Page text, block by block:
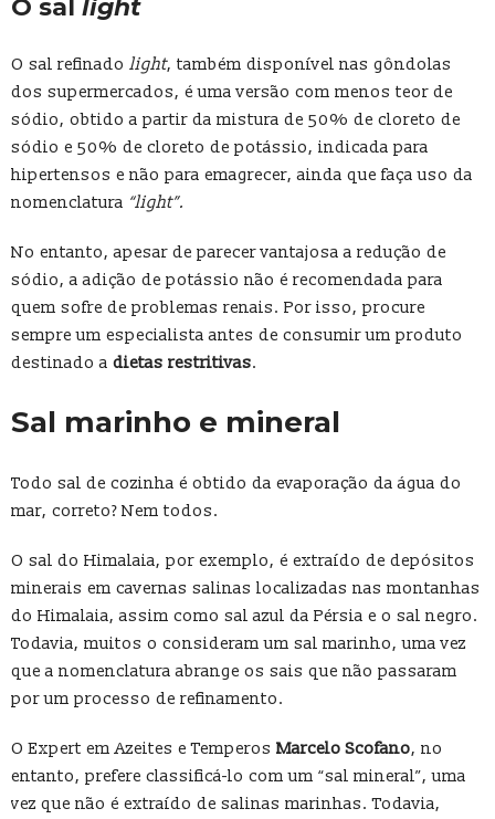
O sal light
O sal refinado light, também disponível nas gôndolas
dos supermercados, é uma versão com menos teor de
sódio, obtido a partir da mistura de 50% de cloreto de
sódio e 50% de cloreto de potássio, indicada para
hipertensos e não para emagrecer, ainda que faça uso da
nomenclatura “light”.
No entanto, apesar de parecer vantajosa a redução de
sódio, a adição de potássio não é recomendada para
quem sofre de problemas renais. Por isso, procure
sempre um especialista antes de consumir um produto
destinado a dietas restritivas.
Sal marinho e mineral
Todo sal de cozinha é obtido da evaporação da água do
mar, correto? Nem todos.
O sal do Himalaia, por exemplo, é extraído de depósitos
minerais em cavernas salinas localizadas nas montanhas
do Himalaia, assim como sal azul da Pérsia e o sal negro.
Todavia, muitos o consideram um sal marinho, uma vez
que a nomenclatura abrange os sais que não passaram
por um processo de refinamento.
O Expert em Azeites e Temperos Marcelo Scofano, no
entanto, prefere classificá-lo com um “sal mineral”, uma
vez que não é extraído de salinas marinhas. Todavia,